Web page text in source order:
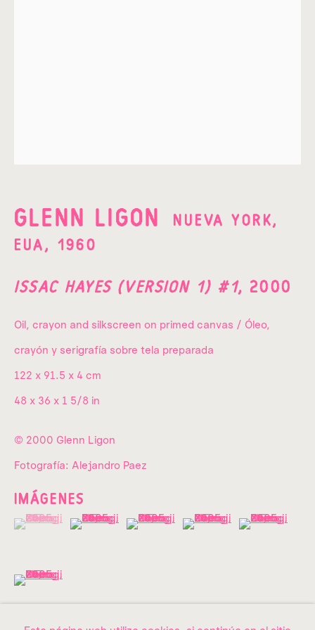
Fundación Amparo y Manuel.
Campestre, Álvaro Obregón,
01040,Ciudad de México.
Donataria autorizada desde 2012.
Quiénes somos
La colección
Exposiciones
GLENN LIGON
NUEVA YORK,
EUA, 1960
ISSAC HAYES (VERSION 1) #1, 2000
Oil, crayon and silkscreen on primed canvas / Óleo,
crayón y serigrafía sobre tela preparada
122 x 91.5 x 4 cm
48 x 36 x 1 5/8 in
© 2000 Glenn Ligon
Fotografía: Alejandro Paez
IMÁGENES
(View a larger image of thumbnail 1 )
, currently selected.
, currently selected.
, currently selected.(View a larger image of thumbnail 2 )
(View a larger image of thumbnail 3 )
(View a larger image of
(View a larger
(View a larger image of thumbnail 6 )